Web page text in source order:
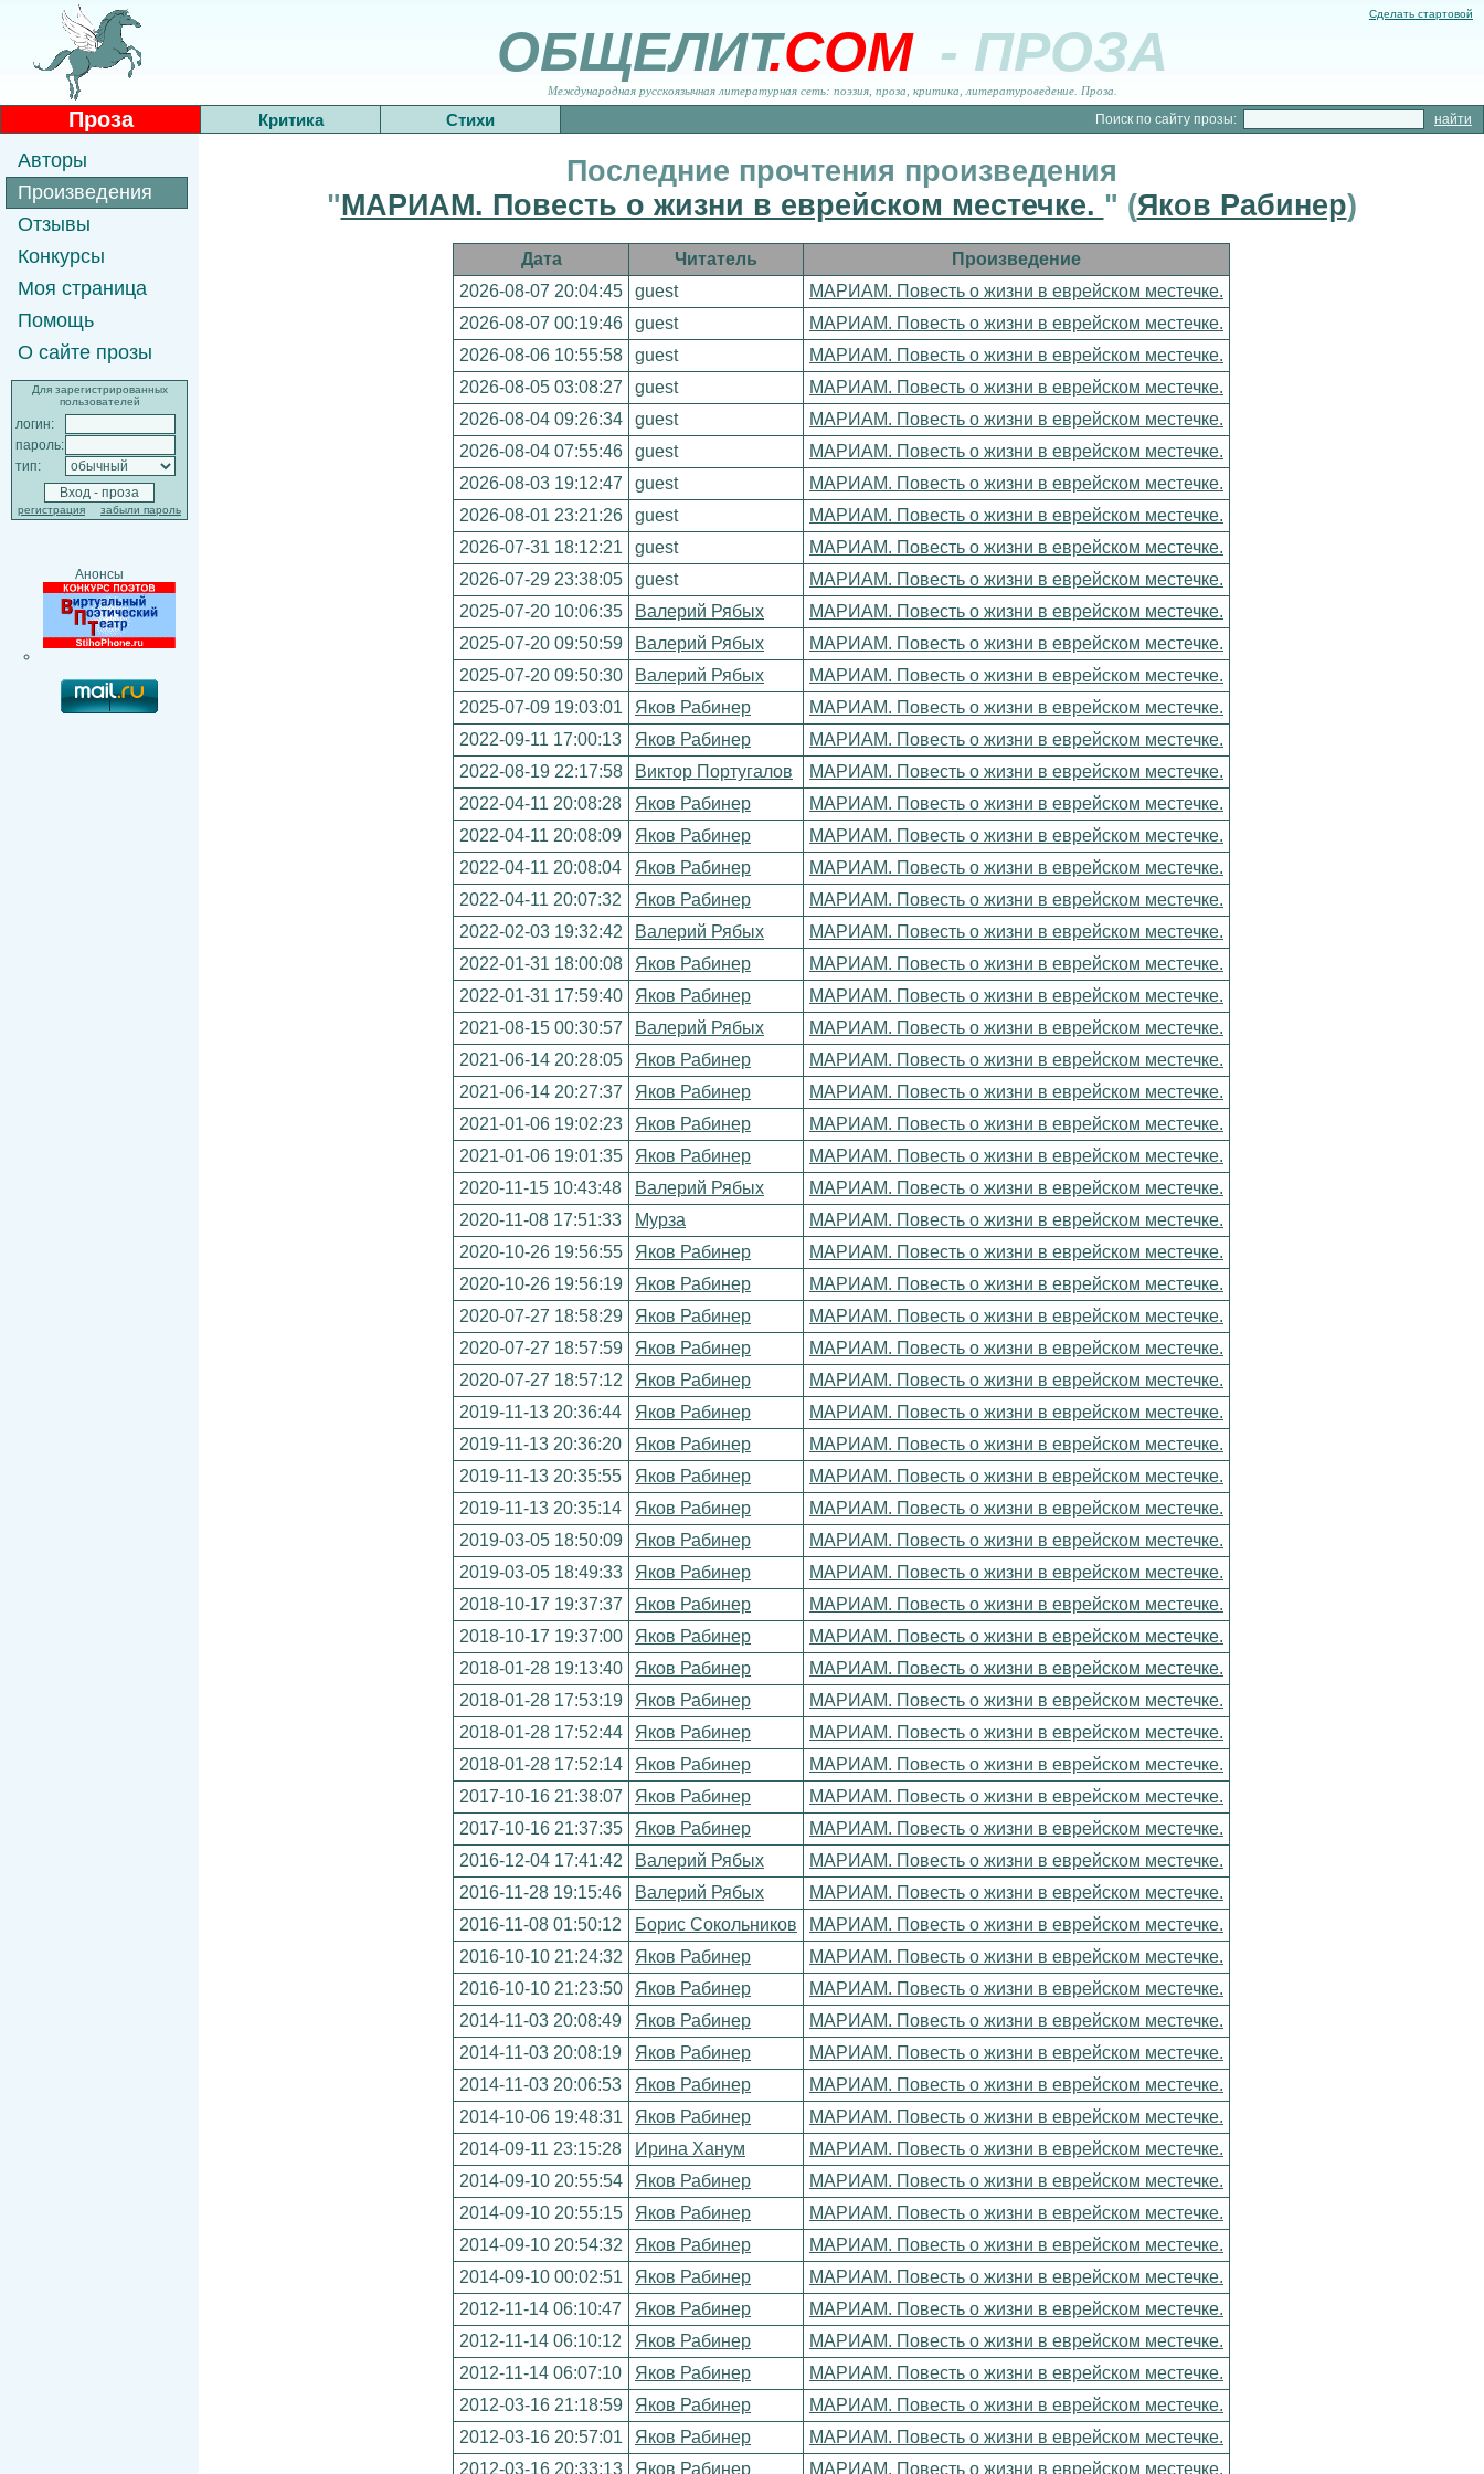
Сделать стартовой
ОБЩЕЛИТ.COM - ПРОЗА
Международная русскоязычная литературная сеть: поэзия, проза, критика, литературоведение. Проза.
Проза Критика Стихи Поиск по сайту прозы:
Авторы
Произведения
Отзывы
Конкурсы
Моя страница
Помощь
О сайте прозы
Для зарегистрированных
пользователей
логин:
пароль:
тип:
регистрация забыли пароль
Анонсы
Последние прочтения произведения
"МАРИАМ. Повесть о жизни в еврейском местечке. " (Яков Рабинер)
Дата Читатель
Произведение
2026-08-07 20:04:45
guest
МАРИАМ. Повесть о жизни в еврейском местечке.
2026-08-07 00:19:46
guest
МАРИАМ. Повесть о жизни в еврейском местечке.
2026-08-06 10:55:58
guest
МАРИАМ. Повесть о жизни в еврейском местечке.
2026-08-05 03:08:27
guest
МАРИАМ. Повесть о жизни в еврейском местечке.
2026-08-04 09:26:34
guest
МАРИАМ. Повесть о жизни в еврейском местечке.
2026-08-04 07:55:46
guest
МАРИАМ. Повесть о жизни в еврейском местечке.
2026-08-03 19:12:47
guest
МАРИАМ. Повесть о жизни в еврейском местечке.
2026-08-01 23:21:26
guest
МАРИАМ. Повесть о жизни в еврейском местечке.
2026-07-31 18:12:21
guest
МАРИАМ. Повесть о жизни в еврейском местечке.
2026-07-29 23:38:05
guest
МАРИАМ. Повесть о жизни в еврейском местечке.
2025-07-20 10:06:35
Валерий Рябых
МАРИАМ. Повесть о жизни в еврейском местечке.
2025-07-20 09:50:59
Валерий Рябых
МАРИАМ. Повесть о жизни в еврейском местечке.
2025-07-20 09:50:30
Валерий Рябых
МАРИАМ. Повесть о жизни в еврейском местечке.
2025-07-09 19:03:01
Яков Рабинер
МАРИАМ. Повесть о жизни в еврейском местечке.
2022-09-11 17:00:13
Яков Рабинер
МАРИАМ. Повесть о жизни в еврейском местечке.
2022-08-19 22:17:58
Виктор Португалов
МАРИАМ. Повесть о жизни в еврейском местечке.
2022-04-11 20:08:28
Яков Рабинер
МАРИАМ. Повесть о жизни в еврейском местечке.
2022-04-11 20:08:09
Яков Рабинер
МАРИАМ. Повесть о жизни в еврейском местечке.
2022-04-11 20:08:04
Яков Рабинер
МАРИАМ. Повесть о жизни в еврейском местечке.
2022-04-11 20:07:32
Яков Рабинер
МАРИАМ. Повесть о жизни в еврейском местечке.
2022-02-03 19:32:42
Валерий Рябых
МАРИАМ. Повесть о жизни в еврейском местечке.
2022-01-31 18:00:08
Яков Рабинер
МАРИАМ. Повесть о жизни в еврейском местечке.
2022-01-31 17:59:40
Яков Рабинер
МАРИАМ. Повесть о жизни в еврейском местечке.
2021-08-15 00:30:57
Валерий Рябых
МАРИАМ. Повесть о жизни в еврейском местечке.
2021-06-14 20:28:05
Яков Рабинер
МАРИАМ. Повесть о жизни в еврейском местечке.
2021-06-14 20:27:37
Яков Рабинер
МАРИАМ. Повесть о жизни в еврейском местечке.
2021-01-06 19:02:23
Яков Рабинер
МАРИАМ. Повесть о жизни в еврейском местечке.
2021-01-06 19:01:35
Яков Рабинер
МАРИАМ. Повесть о жизни в еврейском местечке.
2020-11-15 10:43:48
Валерий Рябых
МАРИАМ. Повесть о жизни в еврейском местечке.
2020-11-08 17:51:33
Мурза
МАРИАМ. Повесть о жизни в еврейском местечке.
2020-10-26 19:56:55
Яков Рабинер
МАРИАМ. Повесть о жизни в еврейском местечке.
2020-10-26 19:56:19
Яков Рабинер
МАРИАМ. Повесть о жизни в еврейском местечке.
2020-07-27 18:58:29
Яков Рабинер
МАРИАМ. Повесть о жизни в еврейском местечке.
2020-07-27 18:57:59
Яков Рабинер
МАРИАМ. Повесть о жизни в еврейском местечке.
2020-07-27 18:57:12
Яков Рабинер
МАРИАМ. Повесть о жизни в еврейском местечке.
2019-11-13 20:36:44
Яков Рабинер
МАРИАМ. Повесть о жизни в еврейском местечке.
2019-11-13 20:36:20
Яков Рабинер
МАРИАМ. Повесть о жизни в еврейском местечке.
2019-11-13 20:35:55
Яков Рабинер
МАРИАМ. Повесть о жизни в еврейском местечке.
2019-11-13 20:35:14
Яков Рабинер
МАРИАМ. Повесть о жизни в еврейском местечке.
2019-03-05 18:50:09
Яков Рабинер
МАРИАМ. Повесть о жизни в еврейском местечке.
2019-03-05 18:49:33
Яков Рабинер
МАРИАМ. Повесть о жизни в еврейском местечке.
2018-10-17 19:37:37
Яков Рабинер
МАРИАМ. Повесть о жизни в еврейском местечке.
2018-10-17 19:37:00
Яков Рабинер
МАРИАМ. Повесть о жизни в еврейском местечке.
2018-01-28 19:13:40
Яков Рабинер
МАРИАМ. Повесть о жизни в еврейском местечке.
2018-01-28 17:53:19
Яков Рабинер
МАРИАМ. Повесть о жизни в еврейском местечке.
2018-01-28 17:52:44
Яков Рабинер
МАРИАМ. Повесть о жизни в еврейском местечке.
2018-01-28 17:52:14
Яков Рабинер
МАРИАМ. Повесть о жизни в еврейском местечке.
2017-10-16 21:38:07
Яков Рабинер
МАРИАМ. Повесть о жизни в еврейском местечке.
2017-10-16 21:37:35
Яков Рабинер
МАРИАМ. Повесть о жизни в еврейском местечке.
2016-12-04 17:41:42
Валерий Рябых
МАРИАМ. Повесть о жизни в еврейском местечке.
2016-11-28 19:15:46
Валерий Рябых
МАРИАМ. Повесть о жизни в еврейском местечке.
2016-11-08 01:50:12
Борис Сокольников
МАРИАМ. Повесть о жизни в еврейском местечке.
2016-10-10 21:24:32
Яков Рабинер
МАРИАМ. Повесть о жизни в еврейском местечке.
2016-10-10 21:23:50
Яков Рабинер
МАРИАМ. Повесть о жизни в еврейском местечке.
2014-11-03 20:08:49
Яков Рабинер
МАРИАМ. Повесть о жизни в еврейском местечке.
2014-11-03 20:08:19
Яков Рабинер
МАРИАМ. Повесть о жизни в еврейском местечке.
2014-11-03 20:06:53
Яков Рабинер
МАРИАМ. Повесть о жизни в еврейском местечке.
2014-10-06 19:48:31
Яков Рабинер
МАРИАМ. Повесть о жизни в еврейском местечке.
2014-09-11 23:15:28
Ирина Ханум
МАРИАМ. Повесть о жизни в еврейском местечке.
2014-09-10 20:55:54
Яков Рабинер
МАРИАМ. Повесть о жизни в еврейском местечке.
2014-09-10 20:55:15
Яков Рабинер
МАРИАМ. Повесть о жизни в еврейском местечке.
2014-09-10 20:54:32
Яков Рабинер
МАРИАМ. Повесть о жизни в еврейском местечке.
2014-09-10 00:02:51
Яков Рабинер
МАРИАМ. Повесть о жизни в еврейском местечке.
2012-11-14 06:10:47
Яков Рабинер
МАРИАМ. Повесть о жизни в еврейском местечке.
2012-11-14 06:10:12
Яков Рабинер
МАРИАМ. Повесть о жизни в еврейском местечке.
2012-11-14 06:07:10
Яков Рабинер
МАРИАМ. Повесть о жизни в еврейском местечке.
2012-03-16 21:18:59
Яков Рабинер
МАРИАМ. Повесть о жизни в еврейском местечке.
2012-03-16 20:57:01
Яков Рабинер
МАРИАМ. Повесть о жизни в еврейском местечке.
2012-03-16 20:33:13
Яков Рабинер МАРИАМ. Повесть о жизни в еврейском местечке.